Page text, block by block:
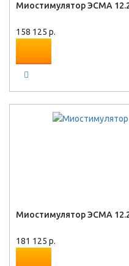
Миостимулятор ЭСМА
158 125 р.
Миостимулятор ЭСМА
181 125 р.